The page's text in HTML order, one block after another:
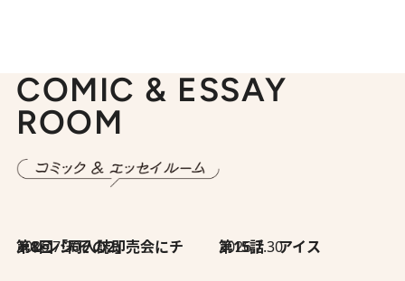
COMIC & ESSAY
ROOM
2026.7.30
第8回「同人誌即売会にチャレンジ その2」 2026.7.30
第15話 アイス